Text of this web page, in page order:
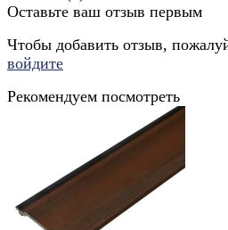
Оставьте ваш отзыв первым
Чтобы добавить отзыв,
войдите
Рекомендуем посмотреть